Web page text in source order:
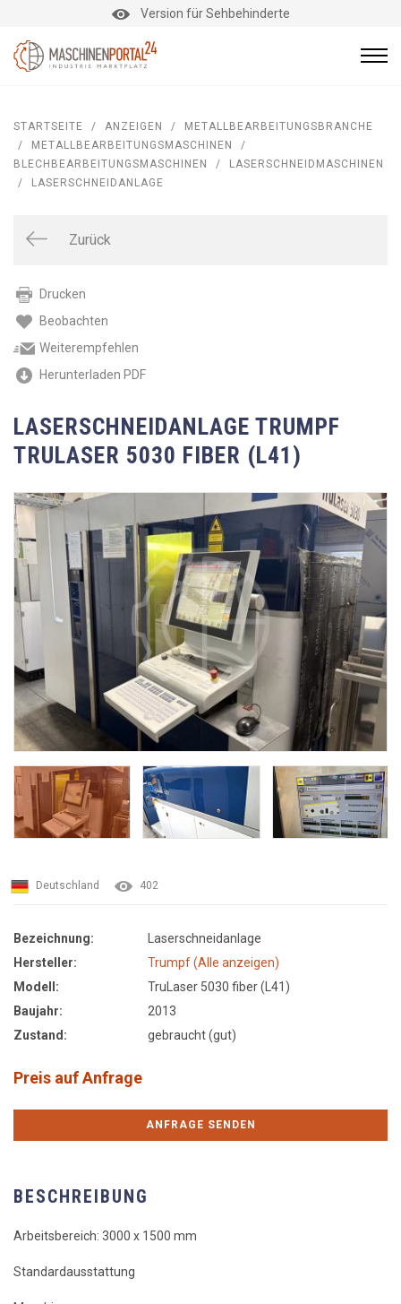
Version für Sehbehinderte
STARTSEITE / ANZEIGEN /
METALLBEARBEITUNGSBRANCHE
/
METALLBEARBEITUNGSMASCHINEN
/
BLECHBEARBEITUNGSMASCHINEN
/
LASERSCHNEIDMASCHINEN
/
LASERSCHNEIDANLAGE
Zurück
Drucken
Beobachten
Weiterempfehlen
Herunterladen PDF
LASERSCHNEIDANLAGE TRUMPF
TRULASER 5030 FIBER (L41)
Deutschland 402
Bezeichnung:
Laserschneidanlage
Hersteller:
Trumpf (Alle anzeigen)
Modell:
TruLaser 5030 fiber (L41)
Baujahr:
2013
Zustand:
gebraucht (gut)
Preis auf Anfrage
ANFRAGE SENDEN
BESCHREIBUNG
Arbeitsbereich: 3000 x 1500 mm
Standardausstattung